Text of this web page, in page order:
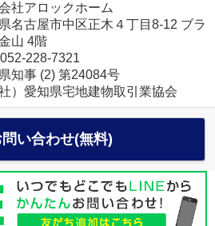
社アロックホーム
名古屋市中区正木４丁目8-12 ブラ
山 4階
228-7321
知事 (2) 第24084号
社）愛知県宅地建物取引業協会
問い合わせ(無料)